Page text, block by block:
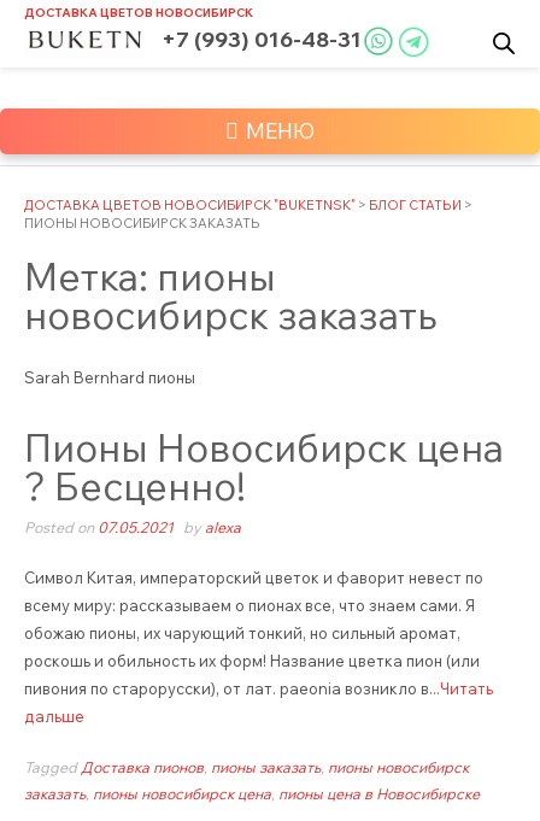
SkipДОСТАВКА ЦВЕТОВ НОВОСИБИРСК
+7 (993) 016-48-31
МЕНЮ
ДОСТАВКА ЦВЕТОВ НОВОСИБИРСК "BUKETNSK" > БЛОГ СТАТЬИ >
ПИОНЫ НОВОСИБИРСК ЗАКАЗАТЬ
Метка: пионы
новосибирск заказать
Sarah Bernhard пионы
Пионы Новосибирск цена
? Бесценно!
Posted on 07.05.2021 by alexa
Символ Китая, императорский цветок и фаворит невест по
всему миру: рассказываем о пионах все, что знаем сами. Я
обожаю пионы, их чарующий тонкий, но сильный аромат,
роскошь и обильность их форм! Название цветка пион (или
пивония по старорусски), от лат. paeonia возникло в...Читать
дальше
Tagged Доставка пионов пионы заказать, пионы новосибирск
заказать, пионы новосибирск цена пионы цена в Новосибирске